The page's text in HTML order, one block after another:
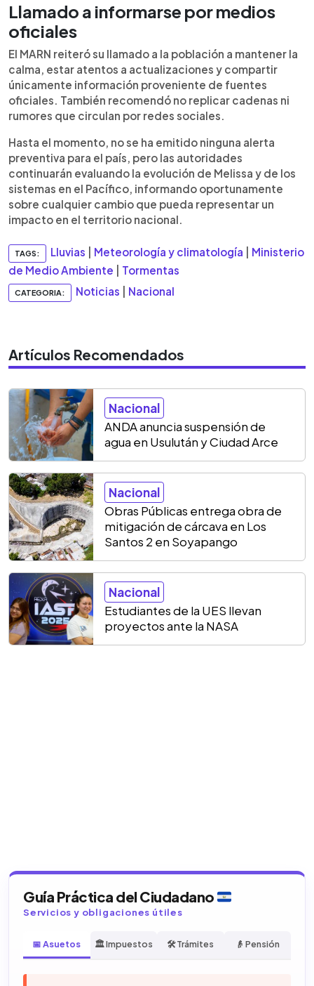
Llamado a informarse por medios
oficiales
El MARN reiteró su llamado a la población a mantener la
calma, estar atentos a actualizaciones y compartir
únicamente información proveniente de fuentes
oficiales. También recomendó no replicar cadenas ni
rumores que circulan por redes sociales.
Hasta el momento, no se ha emitido ninguna alerta
preventiva para el país, pero las autoridades
continuarán evaluando la evolución de Melissa y de los
sistemas en el Pacífico, informando oportunamente
sobre cualquier cambio que pueda representar un
impacto en el territorio nacional.
TAGS: Lluvias Meteorología y climatología
Ministerio
de Medio Ambiente
Tormentas
CATEGORIA: Noticias Nacional
Artículos Recomendados
Nacional
ANDA anuncia suspensión de
agua en Usulután y Ciudad Arce
Nacional
Obras Públicas entrega obra de
mitigación de cárcava en Los
Santos 2 en Soyapango
Nacional
Estudiantes de la UES llevan
proyectos ante la NASA
Guía Práctica del Ciudadano
Servicios y obligaciones útiles
📅 Asuetos 🏛️ Impuestos 🛠️ Trámites 👴 Pensión